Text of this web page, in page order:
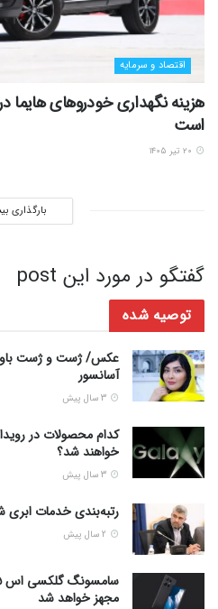
اقتصاد و سرمایه
هزینه نگهداری خودروهای هایما در
است
بارگذاری
گفتگو در مورد این post
توصیه شده
عکس/ ژست و ژست
آسانسور
خواهند شد؟
رتبه‌بندی خدمات
مجهز خواهد شد